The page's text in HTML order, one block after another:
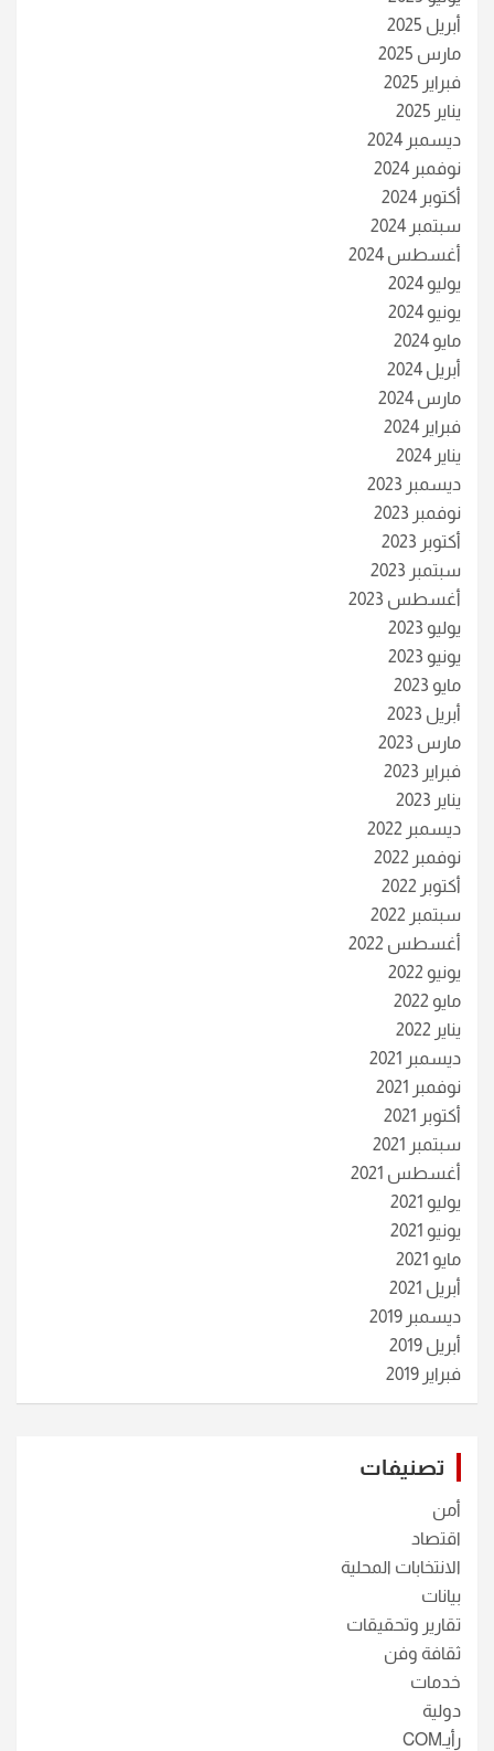
أبريل 2025
مارس 2025
فبراير 2025
يناير 2025
ديسمبر 2024
نوفمبر 2024
أكتوبر 2024
سبتمبر 2024
أغسطس 2024
يوليو 2024
يونيو 2024
مايو 2024
أبريل 2024
مارس 2024
فبراير 2024
يناير 2024
ديسمبر 2023
نوفمبر 2023
أكتوبر 2023
سبتمبر 2023
أغسطس 2023
يوليو 2023
يونيو 2023
مايو 2023
أبريل 2023
مارس 2023
فبراير 2023
يناير 2023
ديسمبر 2022
نوفمبر 2022
أكتوبر 2022
سبتمبر 2022
أغسطس 2022
يونيو 2022
مايو 2022
يناير 2022
ديسمبر 2021
نوفمبر 2021
أكتوبر 2021
سبتمبر 2021
أغسطس 2021
يوليو 2021
يونيو 2021
مايو 2021
أبريل 2021
ديسمبر 2019
أبريل 2019
فبراير 2019
تصنيفات
أمن
اقتصاد
الانتخابات المحلية
بيانات
تقارير وتحقيقات
ثقافة وفن
خدمات
دولية
رأيـCOM